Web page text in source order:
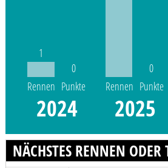
1
Rennen
0
Punkte
2024
Rennen
0
Punkte
2025
NÄCHSTES RENNEN